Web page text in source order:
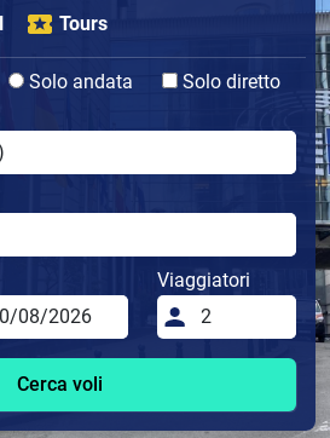
Tours
Solo andata
Solo diretto
Viaggiatori
Cerca voli